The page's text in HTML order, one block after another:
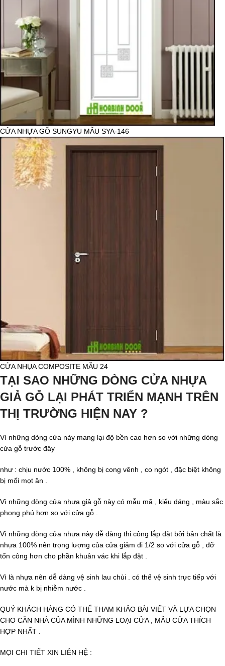
CỬA NHỰA GỖ SUNGYU MẪU SYA-146
CỬA NHỤA COMPOSITE MẪU 24
TẠI SAO NHỮNG DÒNG CỬA NHỰA
GIẢ GỖ LẠI PHÁT TRIỂN MẠNH TRÊN
THỊ TRƯỜNG HIỆN NAY ?
Vì những dòng cửa nảy mang lại độ bền cao hơn so với những dòng
cửa gỗ trước đây
như : chịu nước 100% , không bị cong vênh , co ngót , đặc biệt không
bị mối mọt ăn .
Vì những dòng cửa nhựa giả gỗ này có mẫu mã , kiểu dáng , màu sắc
phong phú hơn so với cửa gỗ .
Vì những dòng cửa nhựa này dễ dàng thi công lắp đặt bởi bản chất là
nhựa 100% nên trọng lượng của cửa giảm đi 1/2 so với cửa gỗ , đỡ
tốn công hơn cho phần khuân vác khi lắp đặt .
Vì là nhựa nên dễ dàng vệ sinh lau chùi . có thể vệ sinh trực tiếp với
nước mà k bị nhiễm nước .
QUÝ KHÁCH HÀNG CÓ THỂ THAM KHẢO BÀI VIẾT VÀ LỰA CHỌN
CHO CĂN NHÀ CỦA MÌNH NHỮNG LOẠI CỬA , MẪU CỬA THÍCH
HỢP NHẤT .
MỌI CHI TIẾT XIN LIÊN HỆ :